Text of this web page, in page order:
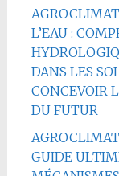
L’EAU :
DANS LES
CONCEVOIR
DU FUTUR
GUIDE